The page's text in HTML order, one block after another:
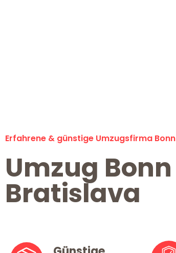
Erfahrene & günstige Umzugsfirma Bonn
Umzug Bonn
Bratislava